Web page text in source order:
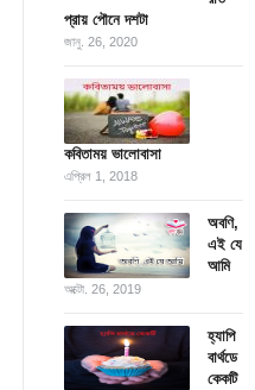
প্রায় পৌনে দশটা
জানু. 26, 2020
কবিতাময় ভালোবাসা
এপ্রিল 1, 2018
অবণি,
এই যে
আমি
অক্টো. 26, 2019
হ্যাপি
বার্থডে
কেকটি